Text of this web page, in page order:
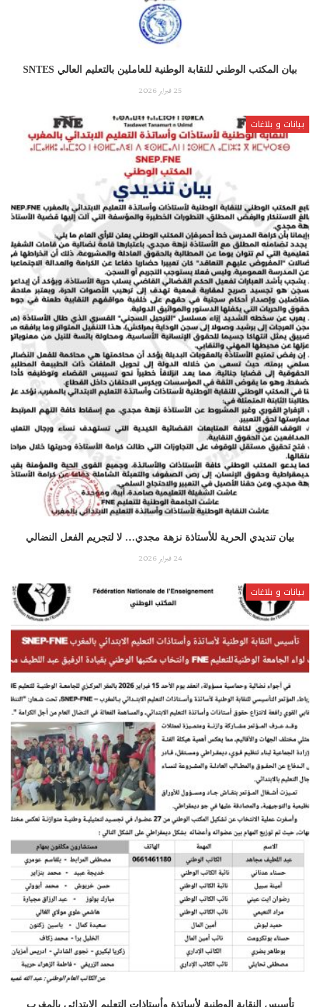
بيان المكتب الوطني للنقابة الوطنية للعاملين بالتعليم العالي SNTES
25 فبراير 2026
بيانات و بلاغات
بيان تنديدي الحرية للأستاذة نزهة مجدي… لا لتجريم الفعل النضالي
24 فبراير 2026
بيانات و بلاغات
تأسيس النقابة الوطنية لأساتذة وأستاذات التعليم الابتدائي بالمغرب